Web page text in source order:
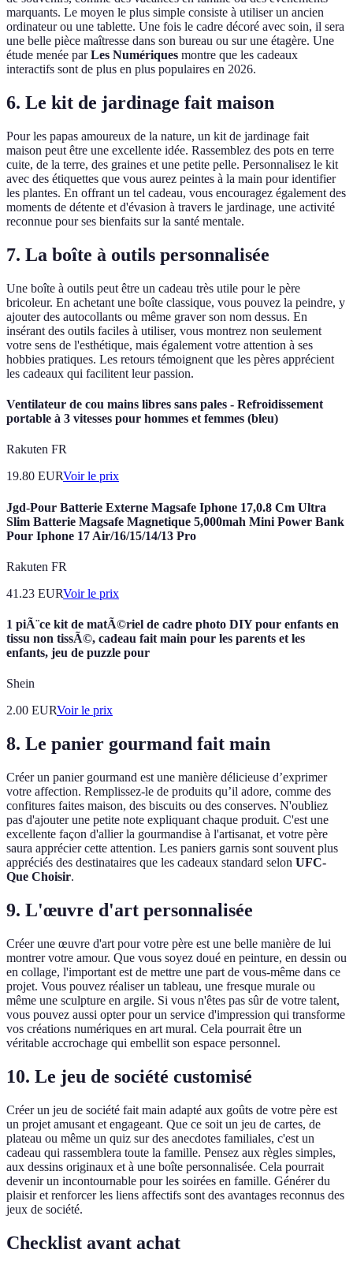
marquants. Le moyen le plus simple consiste à utiliser un ancien
ordinateur ou une tablette. Une fois le cadre décoré avec soin, il sera
une belle pièce maîtresse dans son bureau ou sur une étagère. Une
étude menée parLes Numériques montre que les cadeaux
interactifs sont de plus en plus populaires en 2026.
6. Le kit de jardinage fait maison
Pour les papas amoureux de la nature, un kit de jardinage fait
maison peut être une excellente idée. Rassemblez des pots en terre
cuite, de la terre, des graines et une petite pelle. Personnalisez le kit
avec des étiquettes que vous aurez peintes à la main pour identifier
les plantes. En offrant un tel cadeau, vous encouragez également des
moments de détente et d'évasion à travers le jardinage, une activité
reconnue pour ses bienfaits sur la santé mentale.
7. La boîte à outils personnalisée
Une boîte à outils peut être un cadeau très utile pour le père
bricoleur. En achetant une boîte classique, vous pouvez la peindre, y
ajouter des autocollants ou même graver son nom dessus. En
insérant des outils faciles à utiliser, vous montrez non seulement
votre sens de l'esthétique, mais également votre attention à ses
hobbies pratiques. Les retours témoignent que les pères apprécient
les cadeaux qui facilitent leur passion.
Ventilateur de cou mains libres sans pales - Refroidissement
portable à 3 vitesses pour hommes et femmes (bleu)
Rakuten FR
19.80 EURVoir le prix
Jgd-Pour Batterie Externe Magsafe Iphone 17,0.8 Cm Ultra
Slim Batterie Magsafe Magnetique 5,000mah Mini Power Bank
Pour Iphone 17 Air/16/15/14/13 Pro
Rakuten FR
41.23 EURVoir le prix
1 piÃ¨ce kit de matÃ©riel de cadre photo DIY pour enfants en
tissu non tissÃ©, cadeau fait main pour les parents et les
enfants, jeu de puzzle pour
Shein
2.00 EURVoir le prix
8. Le panier gourmand fait main
Créer un panier gourmand est une manière délicieuse d’exprimer
votre affection. Remplissez-le de produits qu’il adore, comme des
confitures faites maison, des biscuits ou des conserves. N'oubliez
pas d'ajouter une petite note expliquant chaque produit. C'est une
excellente façon d'allier la gourmandise à l'artisanat, et votre père
saura apprécier cette attention. Les paniers garnis sont souvent plus
appréciés des destinataires que les cadeaux standard selon UFC-
Que Choisir.
9. L'œuvre d'art personnalisée
Créer une œuvre d'art pour votre père est une belle manière de lui
montrer votre amour. Que vous soyez doué en peinture, en dessin ou
en collage, l'important est de mettre une part de vous-même dans ce
projet. Vous pouvez réaliser un tableau, une fresque murale ou
même une sculpture en argile. Si vous n'êtes pas sûr de votre talent,
vous pouvez aussi opter pour un service d'impression qui transforme
vos créations numériques en art mural. Cela pourrait être un
véritable accrochage qui embellit son espace personnel.
10. Le jeu de société customisé
Créer un jeu de société fait main adapté aux goûts de votre père est
un projet amusant et engageant. Que ce soit un jeu de cartes, de
plateau ou même un quiz sur des anecdotes familiales, c'est un
cadeau qui rassemblera toute la famille. Pensez aux règles simples,
aux dessins originaux et à une boîte personnalisée. Cela pourrait
devenir un incontournable pour les soirées en famille. Générer du
plaisir et renforcer les liens affectifs sont des avantages reconnus des
jeux de société.
Checklist avant achat